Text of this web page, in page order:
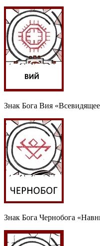
Знак Бога Вия
Знак Бога Чернобога